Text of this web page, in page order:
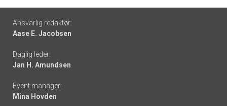
Footer
-
links
Ansvarlig redaktør:
Aase E. Jacobsen
Daglig leder:
Jan H. Amundsen
Event manager:
Mina Hovden